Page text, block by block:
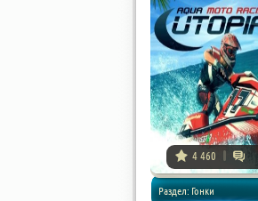
4 460
Раздел: Гонки